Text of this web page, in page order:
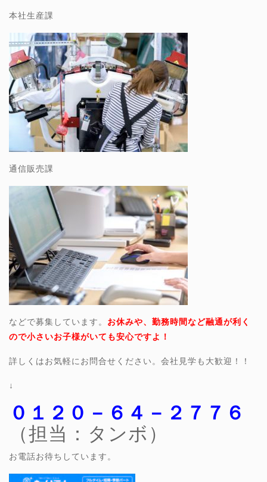
本社生産課
通信販売課
などで募集しています。 お休みや、勤務時間など融通が利く
ので小さいお子様がいても安心ですよ！
詳しくはお気軽にお問合せください。会社見学も大歓迎！！
↓
０１２０－６４－２７７６
（担当：タンボ）
お電話お待ちしています。